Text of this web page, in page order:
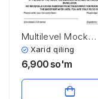
Multilevel Mock
testiga tayyorlanish
uchun listening test
javoblari bilan)
Xarid qiling
6,900 so'm